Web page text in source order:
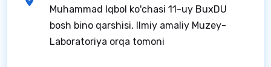
Muhammad Iqbol ko'chasi 11-uy BuxDU
bosh bino qarshisi, Ilmiy amaliy Muzey-
Laboratoriya orqa tomoni